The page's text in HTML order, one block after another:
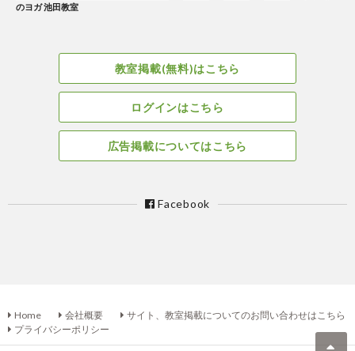
のヨガ 池田教室
教室掲載(無料)はこちら
ログインはこちら
広告掲載についてはこちら
Facebook
Home 会社概要
サイト、教室掲載についてのお問い合わせはこちら
プライバシーポリシー